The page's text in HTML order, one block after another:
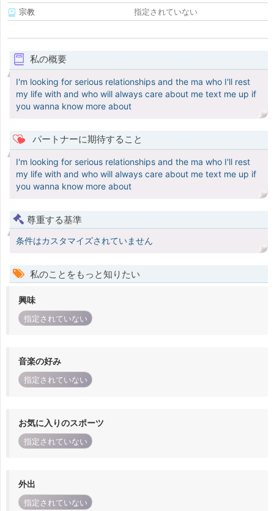
宗教
指定されていない
私の概要
I'm looking for serious relationships and the ma who I'll rest
my life with and who will always care about me text me up if
you wanna know more about
パートナーに期待すること
I'm looking for serious relationships and the ma who I'll rest
my life with and who will always care about me text me up if
you wanna know more about
尊重する基準
条件はカスタマイズされていません
私のことをもっと知りたい
興味
指定されていない
音楽の好み
指定されていない
お気に入りのスポーツ
指定されていない
外出
指定されていない